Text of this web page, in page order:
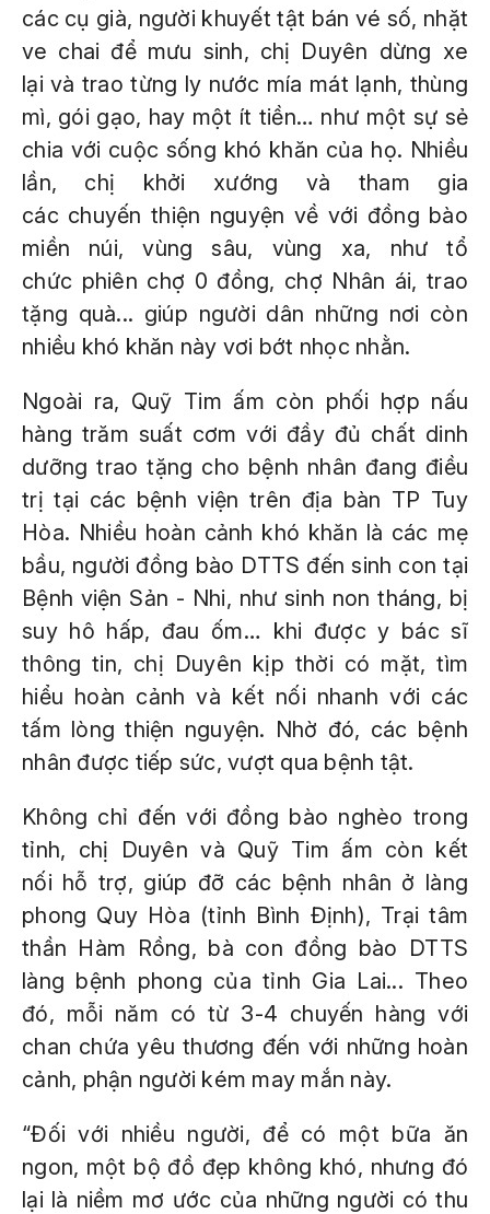
các cụ già, người khuyết tật bán vé số, nhặt
ve chai để mưu sinh, chị Duyên dừng xe
lại và trao từng ly nước mía mát lạnh, thùng
mì, gói gạo, hay một ít tiền… như một sự sẻ
chia với cuộc sống khó khăn của họ. Nhiều
lần, chị khởi xướng và tham gia
các chuyến thiện nguyện về với đồng bào
miền núi, vùng sâu, vùng xa, như tổ
chức phiên chợ 0 đồng, chợ Nhân ái, trao
tặng quà... giúp người dân những nơi còn
nhiều khó khăn này vơi bớt nhọc nhằn.
Ngoài ra, Quỹ Tim ấm còn phối hợp nấu
hàng trăm suất cơm với đầy đủ chất dinh
dưỡng trao tặng cho bệnh nhân đang điều
trị tại các bệnh viện trên địa bàn TP Tuy
Hòa. Nhiều hoàn cảnh khó khăn là các mẹ
bầu, người đồng bào DTTS đến sinh con tại
Bệnh viện Sản - Nhi, như sinh non tháng, bị
suy hô hấp, đau ốm… khi được y bác sĩ
thông tin, chị Duyên kịp thời có mặt, tìm
hiểu hoàn cảnh và kết nối nhanh với các
tấm lòng thiện nguyện. Nhờ đó, các bệnh
nhân được tiếp sức, vượt qua bệnh tật.
Không chỉ đến với đồng bào nghèo trong
tỉnh, chị Duyên và Quỹ Tim ấm còn kết
nối hỗ trợ, giúp đỡ các bệnh nhân ở làng
phong Quy Hòa (tỉnh Bình Định), Trại tâm
thần Hàm Rồng, bà con đồng bào DTTS
làng bệnh phong của tỉnh Gia Lai... Theo
đó, mỗi năm có từ 3-4 chuyến hàng với
chan chứa yêu thương đến với những hoàn
cảnh, phận người kém may mắn này.
“Đối với nhiều người, để có một bữa ăn
ngon, một bộ đồ đẹp không khó, nhưng đó
lại là niềm mơ ước của những người có thu